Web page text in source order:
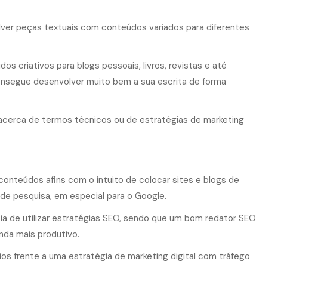
peças textuais com conteúdos variados para diferentes
criativos para blogs pessoais, livros, revistas e até
desenvolver muito bem a sua escrita de forma
de termos técnicos ou de estratégias de marketing
afins com o intuito de colocar sites e blogs de
pesquisa, em especial para o Google.
utilizar estratégias SEO, sendo que um bom redator SEO
mais produtivo.
frente a uma estratégia de marketing digital com tráfego